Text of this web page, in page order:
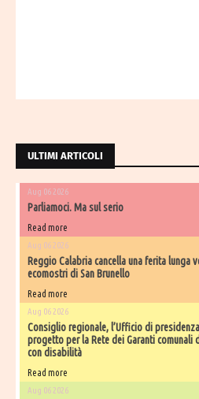
ULTIMI ARTICOLI
Aug 06 2026
Parliamoci. Ma sul serio
Read more
Aug 06 2026
Reggio Calabria cancella una ferita lunga
ecomostri di San Brunello
Read more
Aug 06 2026
Consiglio regionale, l’Ufficio di
progetto per la Rete dei Garanti comunali
con disabilità
Read more
Aug 06 2026